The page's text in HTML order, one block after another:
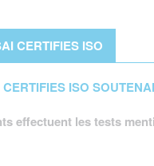
CERTIFIES ISO
ISO
effectuent les tests